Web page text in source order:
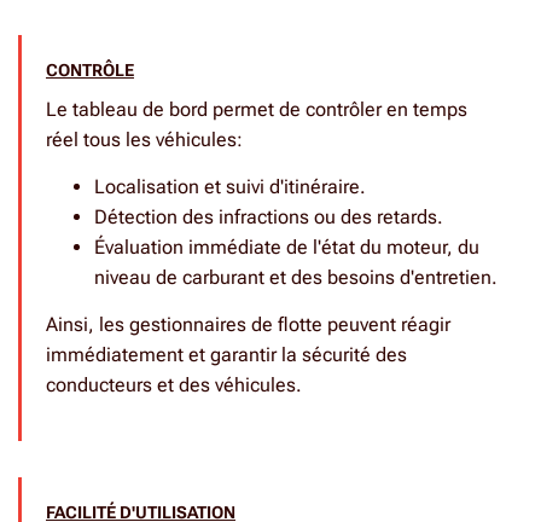
CONTRÔLE
Le tableau de bord permet de contrôler en temps
réel tous les véhicules:
Localisation et suivi d'itinéraire.
Détection des infractions ou des retards.
Évaluation immédiate de l'état du moteur, du
niveau de carburant et des besoins d'entretien.
Ainsi, les gestionnaires de flotte peuvent réagir
immédiatement et garantir la sécurité des
conducteurs et des véhicules.
FACILITÉ D'UTILISATION